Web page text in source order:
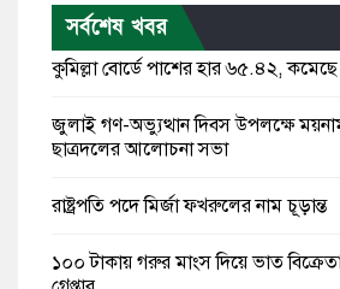
সর্বশেষ খবর
কুমিল্লা বোর্ডে পাশের হার ৬৫.৪২,
জুলাই গণ-অভ্যুত্থান দিবস উপলক্ষে
ছাত্রদলের আলোচনা সভা
রাষ্ট্রপতি পদে মির্জা ফখরুলের নাম চূড়ান্ত
১০০ টাকায় গরুর মাংস দিয়ে ভাত